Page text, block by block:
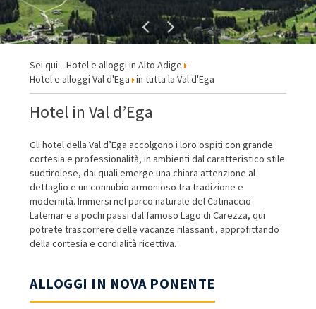
Sei qui: Hotel e alloggi in Alto Adige
Hotel e alloggi Val d'Ega in tutta la Val d'Ega
Hotel in Val d’Ega
Gli hotel della Val d’Ega accolgono i loro ospiti con grande
cortesia e professionalità, in ambienti dal caratteristico stile
sudtirolese, dai quali emerge una chiara attenzione al
dettaglio e un connubio armonioso tra tradizione e
modernità. Immersi nel parco naturale del Catinaccio
Latemar e a pochi passi dal famoso Lago di Carezza, qui
potrete trascorrere delle vacanze rilassanti, approfittando
della cortesia e cordialità ricettiva.
ALLOGGI IN NOVA PONENTE